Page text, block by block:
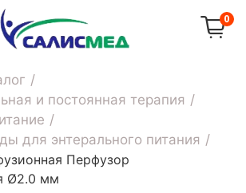
0
и постоянная терапия
для энтерального питания
Перфузор
Ø2.0 мм